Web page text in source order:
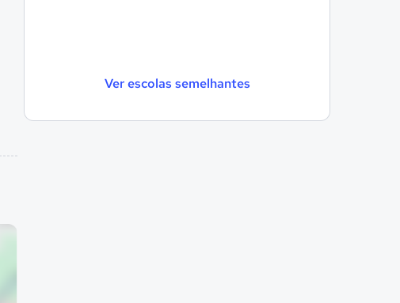
Ver escolas semelhantes